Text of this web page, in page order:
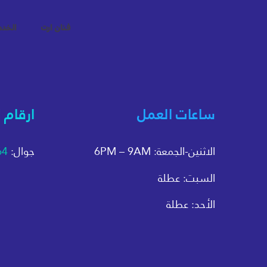
فنان ارت
جوال:
ساعات العمل
الاثنين-الجمعة: 6PM – 9AM
السبت: عطلة
الأحد: عطلة